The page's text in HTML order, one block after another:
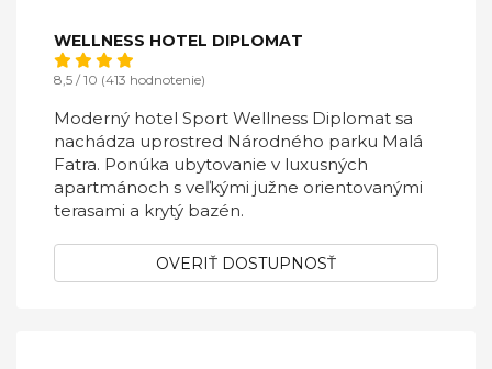
WELLNESS HOTEL DIPLOMAT
8,5 / 10 (413 hodnotenie)
Moderný hotel Sport Wellness Diplomat sa
nachádza uprostred Národného parku Malá
Fatra. Ponúka ubytovanie v luxusných
apartmánoch s veľkými južne orientovanými
terasami a krytý bazén.
OVERIŤ DOSTUPNOSŤ